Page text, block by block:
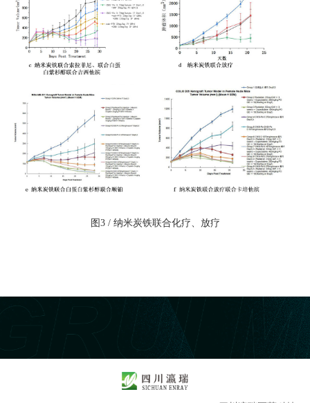
图3 / 纳米炭铁联合化疗、放疗